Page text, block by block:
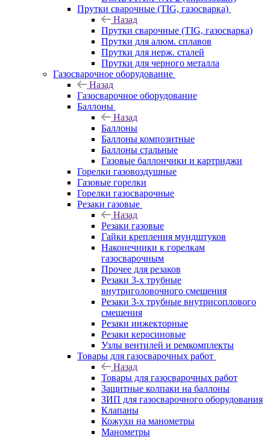
Прутки сварочные (TIG, газосварка)
Назад
Прутки сварочные (TIG, газосварка)
Прутки для алюм. сплавов
Прутки для нерж. сталей
Прутки для черного металла
Газосварочное оборудование
Назад
Газосварочное оборудование
Баллоны
Назад
Баллоны
Баллоны композитные
Баллоны стальные
Газовые баллончики и картриджи
Горелки газовоздушные
Газовые горелки
Горелки газосварочные
Резаки газовые
Назад
Резаки газовые
Гайки крепления мундштуков
Наконечники к горелкам
газосварочным
Прочее для резаков
Резаки 3-х трубные
внутриголовочного смешения
Резаки 3-х трубные внутрисоплового
смешения
Резаки инжекторные
Резаки керосиновые
Узлы вентилей и ремкомплекты
Товары для газосварочных работ
Назад
Товары для газосварочных работ
Защитные колпаки на баллоны
ЗИП для газосварочного оборудования
Клапаны
Кожухи на манометры
Манометры